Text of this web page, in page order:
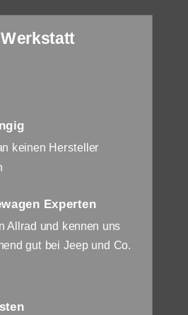
keinen Hersteller
Experten
Allrad und kennen uns
gut bei Jeep und Co.